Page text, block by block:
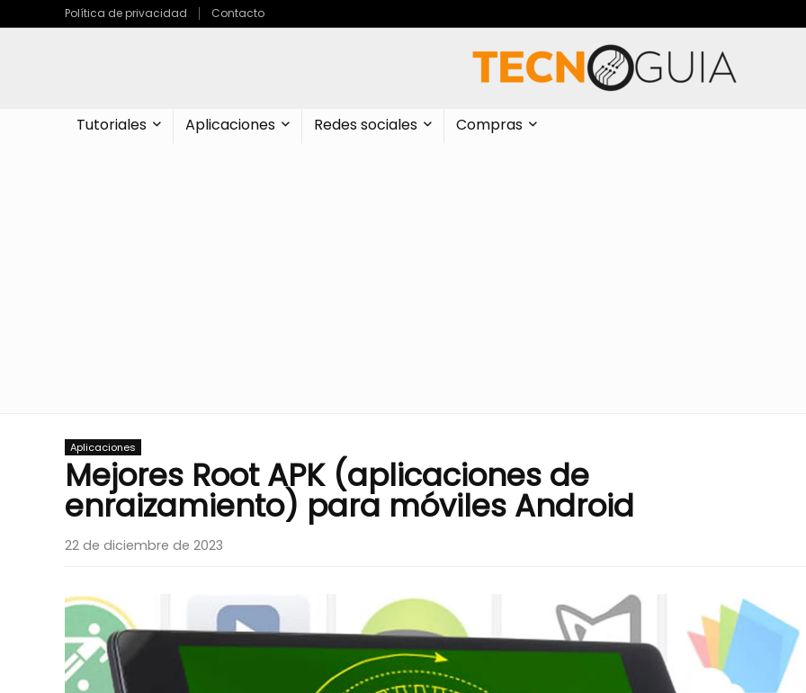
Política de privacidad Contacto
Tutoriales Aplicaciones Redes sociales Compras
Aplicaciones
Mejores Root APK (aplicaciones de
enraizamiento) para móviles Android
22 de diciembre de 2023